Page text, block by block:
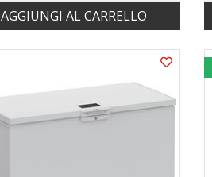
AGGIUNGI AL CARRELLO